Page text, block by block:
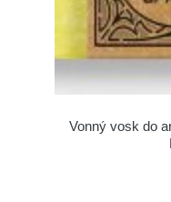
Vonný vosk do